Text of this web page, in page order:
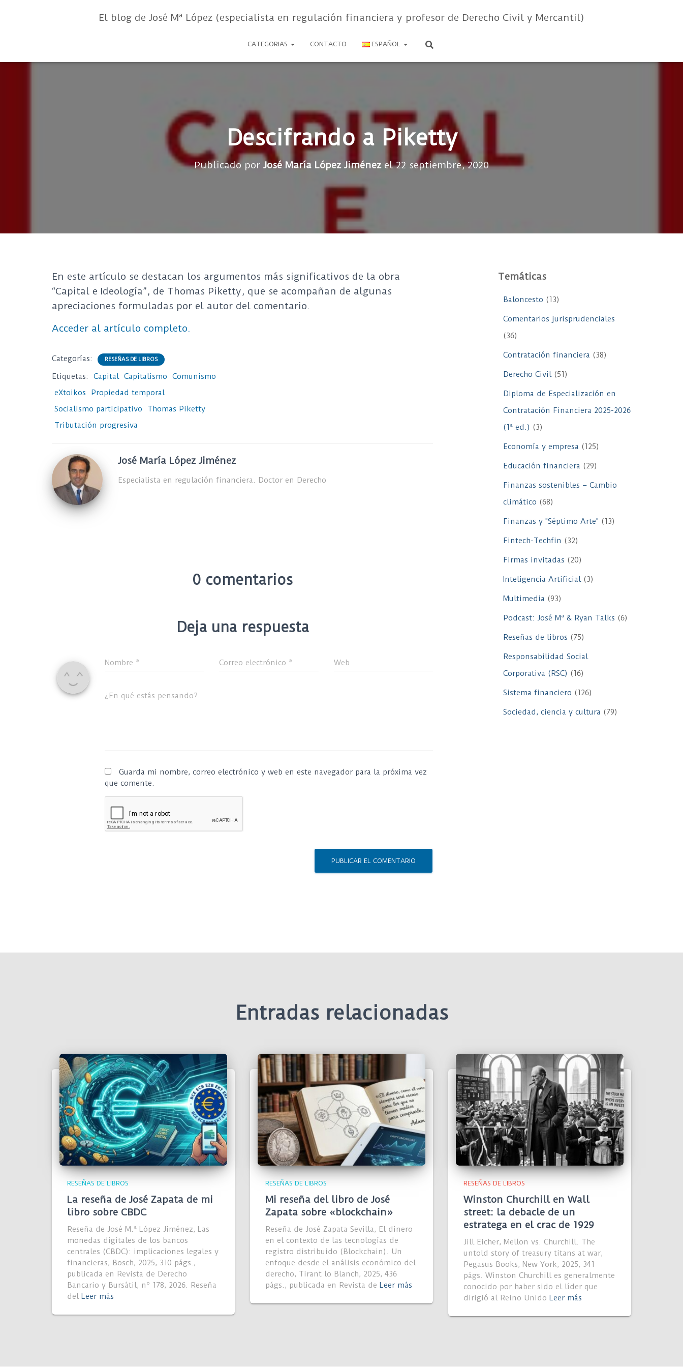
El blog de José Mª López (especialista en regulación financiera y profesor de Derecho Civil y Mercantil)
CATEGORIAS CONTACTO ESPAÑOL
Descifrando a Piketty
Publicado por José María López Jiménezel22 septiembre, 2020
En este artículo se destacan los argumentos más significativos de la obra
“Capital e Ideología”, de Thomas Piketty, que se acompañan de algunas
apreciaciones formuladas por el autor del comentario.
Acceder al artículo completo.
Categorías: RESEÑAS DE LIBROS
Etiquetas: Capital Capitalismo
Comunismo
eXtoikos
Propiedad temporal
Socialismo participativo
Thomas Piketty
Tributación progresiva
José María López Jiménez
Especialista en regulación financiera. Doctor en Derecho
0 comentarios
Deja una respuesta
Nombre * Correo electrónico * Web
¿En qué estás pensando?
Guarda mi nombre, correo electrónico y web en este navegador para la próxima vez
que comente.
Temáticas
Baloncesto (13)
Comentarios jurisprudenciales
(36)
Contratación financiera (38)
Derecho Civil(51)
Diploma de Especialización en
Contratación Financiera 2025-2026
(1ª ed.) (3)
Economía y empresa (125)
Educación financiera (29)
Finanzas sostenibles – Cambio
climático (68)
Finanzas y "Séptimo Arte" (13)
Fintech-Techfin (32)
Firmas invitadas (20)
Inteligencia Artificial(3)
Multimedia (93)
Podcast: José Mª & Ryan Talks (6)
Reseñas de libros (75)
Responsabilidad Social
Corporativa (RSC) (16)
Sistema financiero (126)
Sociedad, ciencia y cultura (79)
Entradas relacionadas
RESEÑAS DE LIBROS
La reseña de José Zapata de mi
libro sobre CBDC
Reseña de José M.ª López Jiménez, Las
monedas digitales de los bancos
centrales (CBDC): implicaciones legales y
financieras, Bosch, 2025, 310 págs.,
publicada en Revista de Derecho
Bancario y Bursátil, nº 178, 2026. Reseña
del Leer más
RESEÑAS DE LIBROS
Mi reseña del libro de José
Zapata sobre «blockchain»
Reseña de José Zapata Sevilla, El dinero
en el contexto de las tecnologías de
registro distribuido (Blockchain). Un
enfoque desde el análisis económico del
derecho, Tirant lo Blanch, 2025, 436
págs., publicada en Revista de Leer más
RESEÑAS DE LIBROS
Winston Churchill en Wall
street: la debacle de un
estratega en el crac de 1929
Jill Eicher, Mellon vs. Churchill. The
untold story of treasury titans at war,
Pegasus Books, New York, 2025, 341
págs. Winston Churchill es generalmente
conocido por haber sido el líder que
dirigió al Reino Unido Leer más